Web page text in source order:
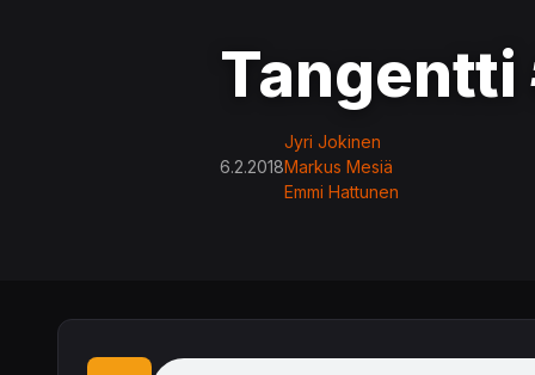
Tangentti
6.2.2018
Jyri Jokinen
Markus Mesiä
Emmi Hattunen
Audio file